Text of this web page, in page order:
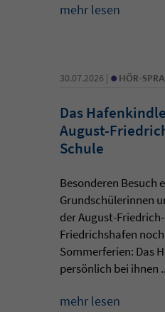
mehr lesen
30.07.2026 | • HÖR-
Das
August-
Schule
Besonderen Besuch
Grundschülerinnen
der August-
Friedrichshafen
Sommerferien: Das
persönlich bei ihnen
mehr lesen